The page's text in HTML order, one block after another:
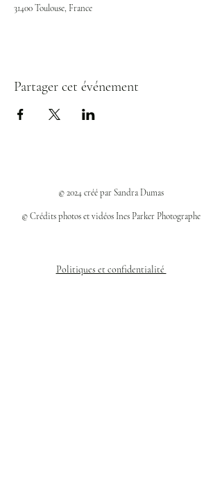
31400 Toulouse, France
Partager cet événement
© 2024 créé par Sandra Dumas
© Crédits photos et vidéos Ines Parker Photographe
Politiques et confidentialité